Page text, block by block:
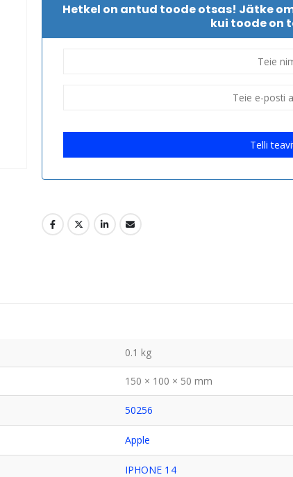
Hetkel on antud toode otsas! Jätke
kui toode on
Telli
0.1 kg
150 × 100 × 50 mm
50256
Apple
IPHONE 14